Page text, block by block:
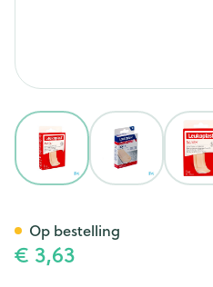
View larger image
View larger
€ 3,63
Op bestelling